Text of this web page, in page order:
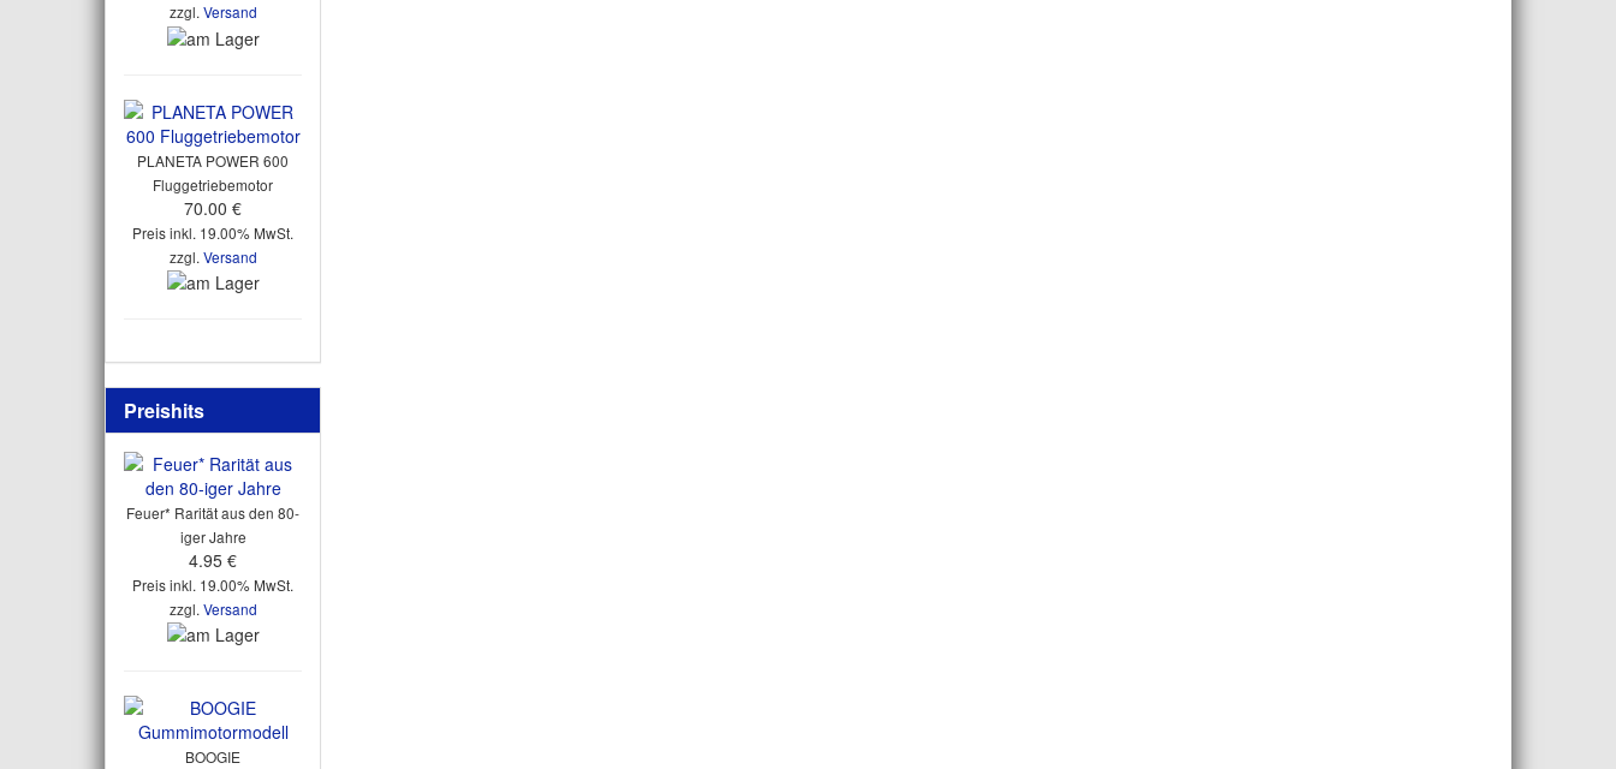
zzgl. Versand
PLANETA POWER 600
Fluggetriebemotor
70.00 €
Preis inkl. 19.00% MwSt.
zzgl. Versand
Preishits
Feuer* Rarität aus den 80-
iger Jahre
4.95 €
Preis inkl. 19.00% MwSt.
zzgl. Versand
BOOGIE